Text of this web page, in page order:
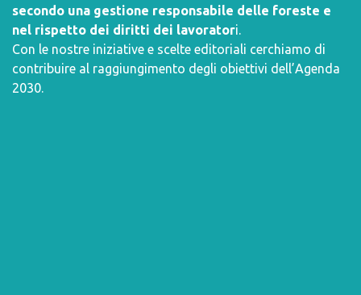
secondo una gestione responsabile delle foreste e
nel rispetto dei diritti dei lavoratori.
Con le nostre iniziative e scelte editoriali cerchiamo di
contribuire al raggiungimento degli obiettivi dell’Agenda
2030.